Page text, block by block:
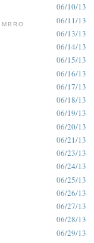
06/10/13
06/11/13
06/13/13
06/14/13
06/15/13
06/16/13
06/17/13
06/18/13
06/19/13
06/20/13
06/21/13
06/23/13
06/24/13
06/25/13
06/26/13
06/27/13
06/28/13
06/29/13